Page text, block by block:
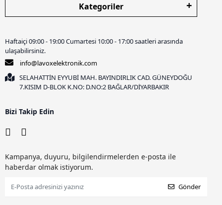
Kategoriler
Haftaiçi 09:00 - 19:00 Cumartesi 10:00 - 17:00 saatleri arasında
ulaşabilirsiniz.
info@lavoxelektronik.com
SELAHATTİN EYYUBİ MAH. BAYINDIRLIK CAD. GÜNEYDOĞU
7.KISIM D-BLOK K.NO: D.NO:2 BAĞLAR/DİYARBAKIR
Bizi Takip Edin
Kampanya, duyuru, bilgilendirmelerden e-posta ile
haberdar olmak istiyorum.
Gönder